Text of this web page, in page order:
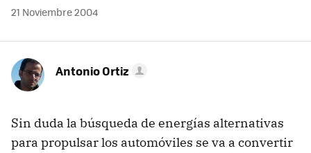
21 Noviembre 2004
Antonio Ortiz
Sin duda la búsqueda de energías alternativas
para propulsar los automóviles se va a convertir